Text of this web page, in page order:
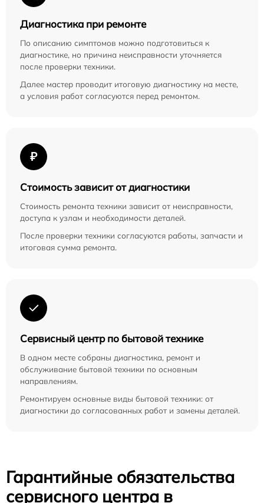
Диагностика при ремонте
По описанию симптомов можно подготовиться к
диагностике, но причина неисправности уточняется
после проверки техники.
Далее мастер проводит итоговую диагностику на месте,
а условия работ согласуются перед ремонтом.
₽
Стоимость зависит от диагностики
Стоимость ремонта техники зависит от неисправности,
доступа к узлам и необходимости деталей.
После проверки техники согласуются работы, запчасти и
итоговая сумма ремонта.
Сервисный центр по бытовой технике
В одном месте собраны диагностика, ремонт и
обслуживание бытовой техники по основным
направлениям.
Ремонтируем основные виды бытовой техники: от
диагностики до согласованных работ и замены деталей.
Гарантийные обязательства
сервисного центра в